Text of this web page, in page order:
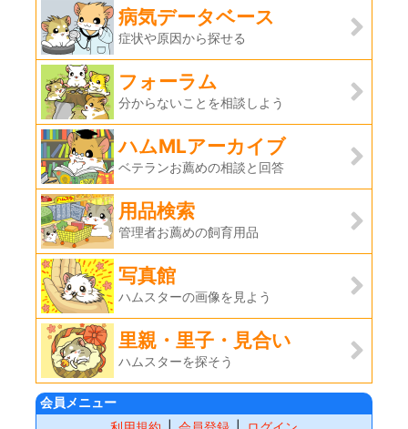
病気データベース
症状や原因から探せる
フォーラム
分からないことを相談しよう
ハムMLアーカイブ
ベテランお薦めの相談と回答
用品検索
管理者お薦めの飼育用品
写真館
ハムスターの画像を見よう
里親・里子・見合い
ハムスターを探そう
会員メニュー